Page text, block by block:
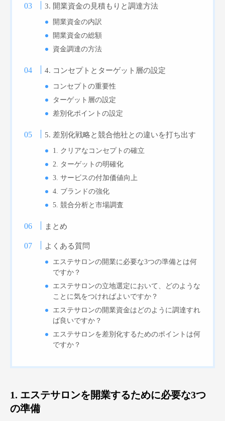
3. 開業資金の見積もりと調達方法
開業資金の内訳
開業資金の総額
資金調達の方法
4. コンセプトとターゲット層の設定
コンセプトの重要性
ターゲット層の設定
差別化ポイントの設定
5. 差別化戦略と競合他社との違いを打ち出す
1. クリアなコンセプトの確立
2. ターゲットの明確化
3. サービスの付加価値向上
4. ブランドの強化
5. 競合分析と市場調査
まとめ
よくある質問
エステサロンの開業に必要な3つの準備とは何
ですか？
エステサロンの立地選定において、どのような
ことに気をつければよいですか？
エステサロンの開業資金はどのように調達すれ
ば良いですか？
エステサロンを差別化するためのポイントは何
ですか？
1. エステサロンを開業するために必要な3つ
の準備